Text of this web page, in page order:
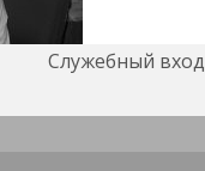
Служебный вход